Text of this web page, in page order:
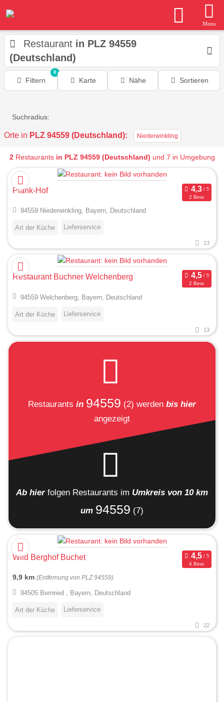
Menu
Restaurant in PLZ 94559
(Deutschland)
Filtern
0
Karte Nähe Sortieren
Suchradius:
Orte in PLZ 94559 (Deutschland): Niederwinkling
2Restaurants in PLZ 94559 (Deutschland) und 7 in Umgebung
Plank-Hof
2 Bew.
94559 Niederwinkling, Bayern, Deutschland
Art der Küche Lieferservice
13
Restaurant Buchner Welchenberg
2 Bew.
94559 Welchenberg, Bayern, Deutschland
Art der Küche Lieferservice
13
Restaurants in 94559 (2) werden bis hier
angezeigt
Ab hier folgen Restaurants im Umkreis von 10 km
um 94559 (7)
Wild Berghof Buchet
4 Bew.
9,9 km (Entfernung von PLZ 94559)
94505 Bernried , Bayern, Deutschland
Art der Küche Lieferservice
22